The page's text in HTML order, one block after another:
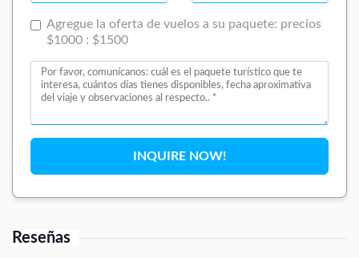
Agregue la oferta de vuelos a su paquete: precios
$1000 : $1500
INQUIRE NOW!
Reseñas